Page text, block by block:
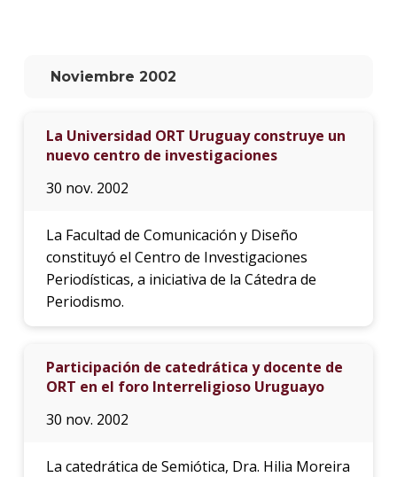
Noviembre 2002
La Universidad ORT Uruguay construye un
nuevo centro de investigaciones
30 nov. 2002
La Facultad de Comunicación y Diseño
constituyó el Centro de Investigaciones
Periodísticas, a iniciativa de la Cátedra de
Periodismo.
Participación de catedrática y docente de
ORT en el foro Interreligioso Uruguayo
30 nov. 2002
La catedrática de Semiótica, Dra. Hilia Moreira